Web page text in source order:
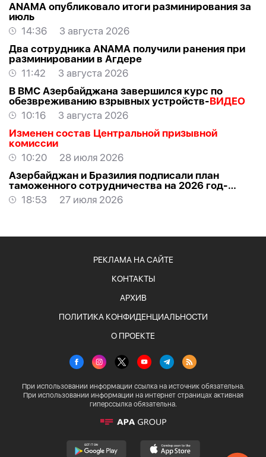
ANAMA опубликовало итоги разминирования за
июль
14:36
3 августа 2026
Два сотрудника ANAMA получили ранения при
разминировании в Агдере
11:42
3 августа 2026
В ВМС Азербайджана завершился курс по
обезвреживанию взрывных устройств-ВИДЕО
10:16
3 августа 2026
Изменен состав Центральной призывной
комиссии
10:20
28 июля 2026
Азербайджан и Бразилия подписали план
таможенного сотрудничества на 2026 год-
ФОТО
18:53 27 июля 2026
РЕКЛАМА НА САЙТЕ
КОНТАКТЫ
АРХИВ
ПОЛИТИКА КОНФИДЕНЦИАЛЬНОСТИ
О ПРОЕКТЕ
При использовании информации ссылка на источник обязательна.
При использовании информации на интернет страницах активная
гиперссылка обязательна.